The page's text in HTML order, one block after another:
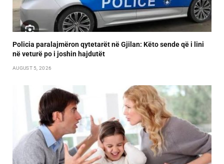
Policia paralajmëron qytetarët në Gjilan: Këto sende që i lini
në veturë po i joshin hajdutët
AUGUST 5, 2026